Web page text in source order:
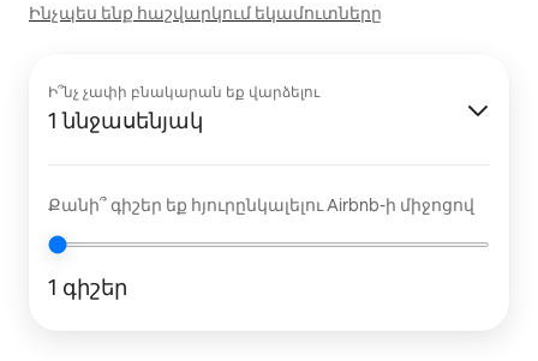
Ինչպես ենք հաշվարկում եկամուտները
Ի՞նչ չափի բնակարան եք վարձելու
1 ննջասենյակ
Քանի՞ գիշեր եք հյուրընկալելու Airbnb-ի միջոցով
1 գիշեր